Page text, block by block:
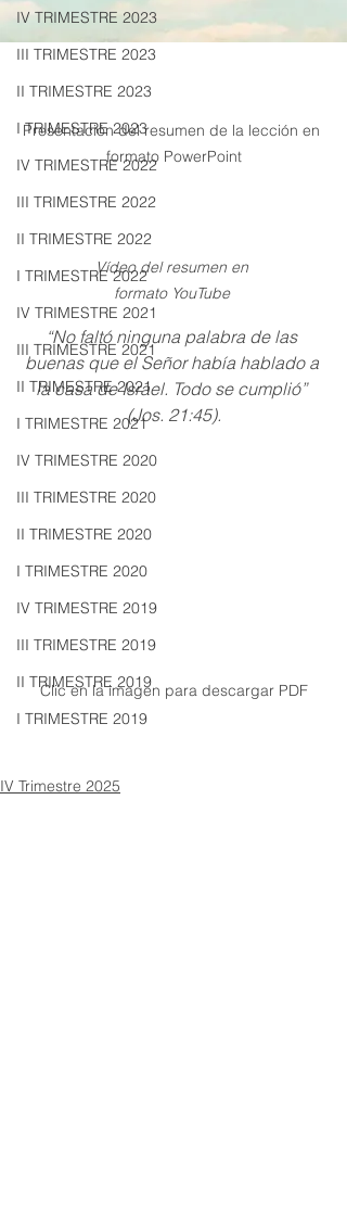
IV TRIMESTRE 2023
III TRIMESTRE 2023
II TRIMESTRE 2023
I TRIMESTRE 2023
IV TRIMESTRE 2022
III TRIMESTRE 2022
II TRIMESTRE 2022
I TRIMESTRE 2022
IV TRIMESTRE 2021
III TRIMESTRE 2021
II TRIMESTRE 2021
I TRIMESTRE 2021
IV TRIMESTRE 2020
III TRIMESTRE 2020
II TRIMESTRE 2020
I TRIMESTRE 2020
IV TRIMESTRE 2019
III TRIMESTRE 2019
II TRIMESTRE 2019
I TRIMESTRE 2019
Presentación del resumen de la lección en
formato PowerPoint
Vídeo del resumen en
formato YouTube
“No faltó ninguna palabra de las
buenas que el Señor había hablado a
la casa de Israel. Todo se cumplió”
(Jos. 21:45).
Clic en la imagen para descargar PDF
IV Trimestre 2025